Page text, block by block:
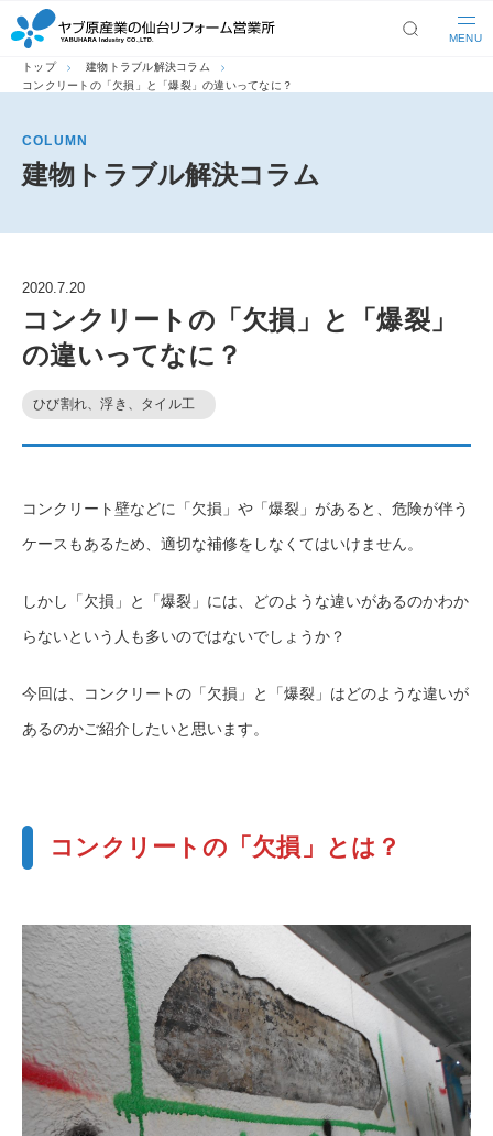
MENU
トップ
建物トラブル解決コラム
コンクリートの「欠損」と「爆裂」の違いってなに？
COLUMN
建物トラブル解決コラム
2020.7.20
コンクリートの「欠損」と「爆裂」
の違いってなに？
ひび割れ、浮き、タイル工
コンクリート壁などに「欠損」や「爆裂」があると、危険が伴う
ケースもあるため、適切な補修をしなくてはいけません。
しかし「欠損」と「爆裂」には、どのような違いがあるのかわか
らないという人も多いのではないでしょうか？
今回は、コンクリートの「欠損」と「爆裂」はどのような違いが
あるのかご紹介したいと思います。
コンクリートの「欠損」とは？